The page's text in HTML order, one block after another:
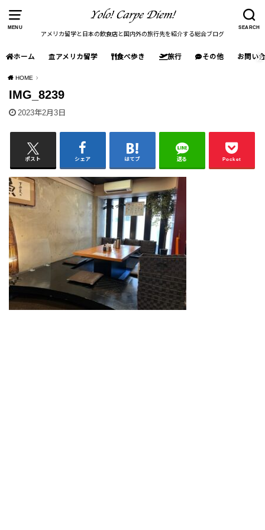
MENU SEARCH
アメリカ留学と日本の飲食店と国内外の旅行先を紹介する総合ブログ
ホーム アメリカ留学 食べ歩き 旅行 その他 お問い
HOME
IMG_8239
2023年2月3日
ポスト シェア はてブ 送る Pocket